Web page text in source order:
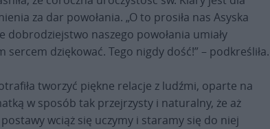
za dar powołania. „O to prosiła nas Asyska
dobrodziejstwo naszego powołania umiały
dziękować. Tego nigdy dość!” – podkreśliła.
tworzyć piękne relacje z ludźmi, oparte na
w sposób tak przejrzysty i naturalny, że aż
wciąż się uczymy i staramy się do niej